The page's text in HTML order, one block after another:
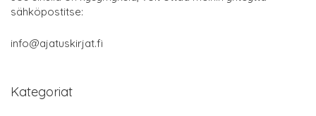
sähköpostitse:
info@ajatuskirjat.fi
Kategoriat